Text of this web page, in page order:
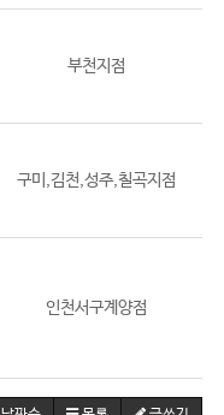
부천지점
구미,김천,성주,칠곡지점
인천서구계양점